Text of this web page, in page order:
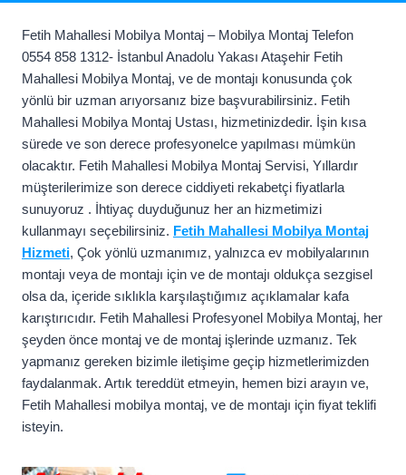
Fetih Mahallesi Mobilya Montaj – Mobilya Montaj Telefon
0554 858 1312- İstanbul Anadolu Yakası Ataşehir Fetih
Mahallesi Mobilya Montaj, ve de montajı konusunda çok
yönlü bir uzman arıyorsanız bize başvurabilirsiniz. Fetih
Mahallesi Mobilya Montaj Ustası, hizmetinizdedir. İşin kısa
sürede ve son derece profesyonelce yapılması mümkün
olacaktır. Fetih Mahallesi Mobilya Montaj Servisi, Yıllardır
müşterilerimize son derece ciddiyeti rekabetçi fiyatlarla
sunuyoruz . İhtiyaç duyduğunuz her an hizmetimizi
kullanmayı seçebilirsiniz. Fetih Mahallesi Mobilya Montaj
Hizmeti, Çok yönlü uzmanımız, yalnızca ev mobilyalarının
montajı veya de montajı için ve de montajı oldukça sezgisel
olsa da, içeride sıklıkla karşılaştığımız açıklamalar kafa
karıştırıcıdır. Fetih Mahallesi Profesyonel Mobilya Montaj, her
şeyden önce montaj ve de montaj işlerinde uzmanız. Tek
yapmanız gereken bizimle iletişime geçip hizmetlerimizden
faydalanmak. Artık tereddüt etmeyin, hemen bizi arayın ve,
Fetih Mahallesi mobilya montaj, ve de montajı için fiyat teklifi
isteyin.